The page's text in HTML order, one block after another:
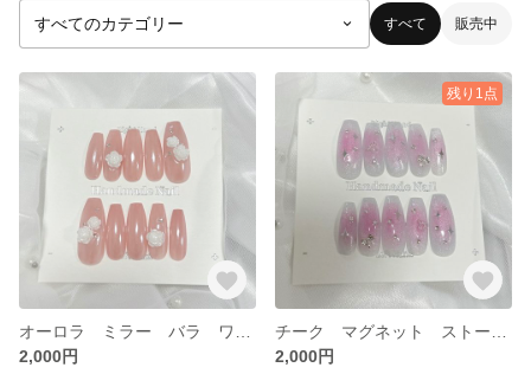
すべて 販売中
2,000円
残り1点
2,000円